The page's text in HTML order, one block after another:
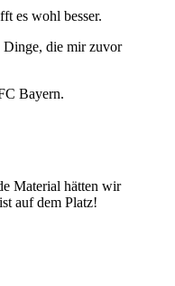
es wohl besser.
Dinge, die mir zuvor
Bayern.
Material hätten wir
auf dem Platz!